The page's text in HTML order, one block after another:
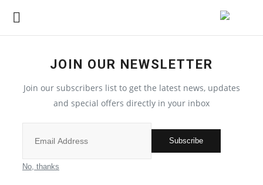
मुख्य समाचार
JOIN OUR NEWSLETTER
Join our subscribers list to get the latest news, updates
and special offers directly in your inbox
Subscribe
No, thanks